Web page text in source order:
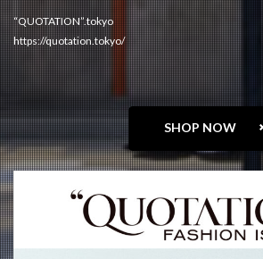
“QUOTATION”.tokyo
https://quotation.tokyo/
SHOP NOW